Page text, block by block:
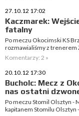
27.10.12 17:02
Kaczmarek:
fatalny
Po meczu Okocimski KS
rozmawialiśmy z trenerem
Komentarzy: 2 »
20.10.12 17:30
Bucholc: Mecz z
nas ostatni
Po meczu Stomil Olsztyn -
kapitanem Stomilu Olsztyn